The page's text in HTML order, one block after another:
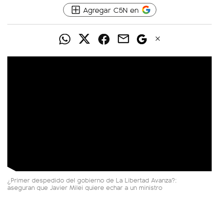
Agregar C5N en
¿Primer despedido del gobierno de La Libertad Avanza?:
aseguran que Javier Milei quiere echar a un ministro